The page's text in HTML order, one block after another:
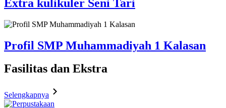
Extra kulikuler Seni Tari
Profil SMP Muhammadiyah 1 Kalasan
Fasilitas dan Ekstra
Selengkapnya